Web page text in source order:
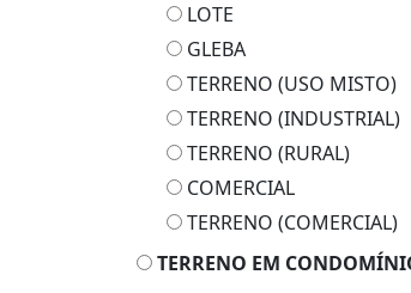
LOTE
GLEBA
TERRENO (USO MISTO)
TERRENO (INDUSTRIAL)
TERRENO (RURAL)
COMERCIAL
TERRENO (COMERCIAL)
TERRENO EM